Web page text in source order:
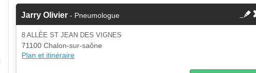
Jarry Olivier - Pneumologue
8 ALLÉE ST JEAN DES VIGNES
71100 Chalon-sur-saône
Plan et itinéraire